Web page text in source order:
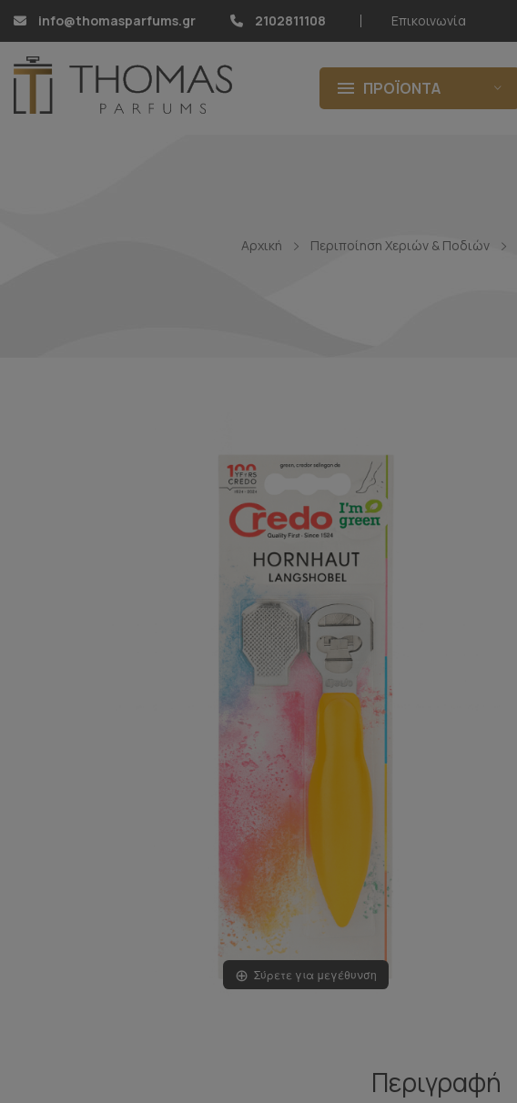
info@thomasparfums.gr 2102811108 Επικοινωνία
ΠΡΟΪΌΝΤΑ
Αρχική Περιποίηση Χεριών & Ποδιών
Σύρετε για μεγέθυνση
Περιγραφή